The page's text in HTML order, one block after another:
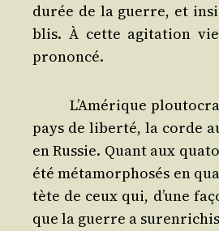
durée de la guerre, et
blis. À cette agi­ta­tion
prononcé.
L’A­mé­rique
pays de liber­té, la corde
en Rus­sie. Quant aux
été méta­mor­pho­sés en
tète de ceux qui, d’une
que la guerre a